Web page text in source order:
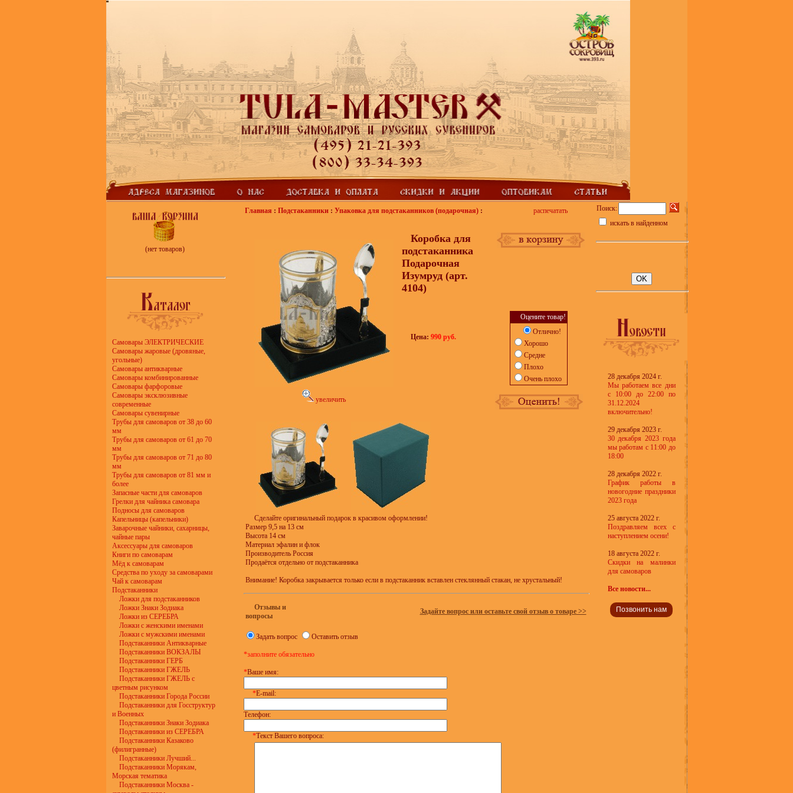
(нет товаров)
Самовары ЭЛЕКТРИЧЕСКИЕ
Самовары жаровые (дровяные,
угольные)
Самовары антикварные
Самовары комбинированные
Самовары фарфоровые
Самовары эксклюзивные
современные
Самовары сувенирные
Трубы для самоваров от 38 до 60
мм
Трубы для самоваров от 61 до 70
мм
Трубы для самоваров от 71 до 80
мм
Трубы для самоваров от 81 мм и
более
Запасные части для самоваров
Грелки для чайника самовара
Подносы для самоваров
Капельницы (капельники)
Заварочные чайники, сахарницы,
чайные пары
Аксессуары для самоваров
Книги по самоварам
Мёд к самоварам
Средства по уходу за самоварами
Чай к самоварам
Подстаканники
Ложки для подстаканников
Ложки Знаки Зодиака
Ложки из СЕРЕБРА
Ложки с женскими именами
Ложки с мужскими именами
Подстаканники Антикварные
Подстаканники ВОКЗАЛЫ
Подстаканники ГЕРБ
Подстаканники ГЖЕЛЬ
Подстаканники ГЖЕЛЬ с
цветным рисунком
Подстаканники Города России
Подстаканники для Госструктур
и Военных
Подстаканники Знаки Зодиака
Подстаканники из СЕРЕБРА
Подстаканники Казаково
(филигранные)
Подстаканники Лучший...
Подстаканники Морякам,
Морская тематика
Подстаканники Москва -
Главная : Подстаканники: Упаковка для подстаканников (подарочная): распечатать
увеличить
Коробка для
подстаканника
Подарочная
Изумруд (арт.
4104)
Цена: 990 руб.
Оцените товар!
Отлично!
Хорошо
Средне
Плохо
Очень плохо
Сделайте оригинальный подарок в красивом оформлении!
Размер 9,5 на 13 см
Высота 14 см
Материал эфалин и флок
Производитель Россия
Продаётся отдельно от подстаканника
Внимание! Коробка закрывается только если в подстаканник вставлен стеклянный стакан, не хрустальный!
Отзывы и
вопросы
Задайте вопрос или оставьте свой отзыв о товаре >>
Задать вопрос Оставить отзыв
*заполните обязательно
*Ваше имя:
*E-mail:
Телефон:
*Текст Вашего вопроса:
Поиск:
искать в найденном
28 декабря 2024 г.
Мы работаем все дни
с 10:00 до 22:00 по
31.12.2024
включительно!
29 декабря 2023 г.
30 декабря 2023 года
мы работам с 11:00 до
18:00
28 декабря 2022 г.
График работы в
новогодние праздники
2023 года
25 августа 2022 г.
Поздравляем всех с
наступлением осени!
18 августа 2022 г.
Скидки на малинки
для самоваров
Все новости...
Позвонить нам